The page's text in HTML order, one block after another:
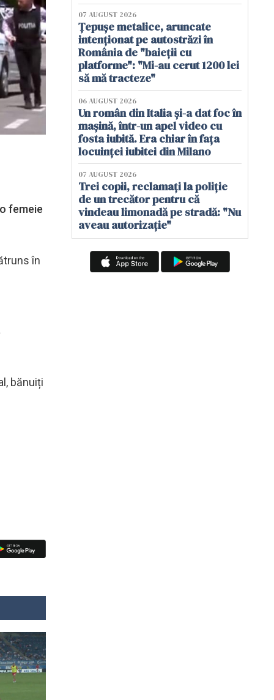
femeie
în
bănuiți
07 AUGUST 2026
Țepușe metalice, aruncate
intenționat pe autostrăzi în
România de "baieții cu
platforme": "Mi-au cerut 1200 lei
să mă tracteze"
06 AUGUST 2026
Un român din Italia și-a dat foc în
mașină, într-un apel video cu
fosta iubită. Era chiar în fața
locuinței iubitei din Milano
07 AUGUST 2026
Trei copii, reclamați la poliție
de un trecător pentru că
vindeau limonadă pe stradă: "Nu
aveau autorizație"